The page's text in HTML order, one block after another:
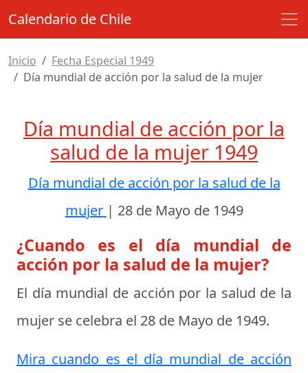
Calendario de Chile
Inicio
Fecha Especial 1949
Día mundial de acción por la salud de la mujer
Día mundial de acción por la
salud de la mujer 1949
Día mundial de acción por la salud de la
mujer | 28 de Mayo de 1949
¿Cuando es el día mundial de
acción por la salud de la mujer?
El día mundial de acción por la salud de la
mujer se celebra el 28 de Mayo de 1949.
Mira cuando es el día mundial de acción